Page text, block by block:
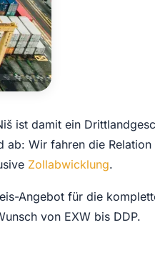
ist damit ein
ab: Wir fahren die Relation
Zollabwicklung.
Angebot für die
von EXW bis DDP.